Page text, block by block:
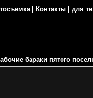
| Контакты| для
бараки пятого